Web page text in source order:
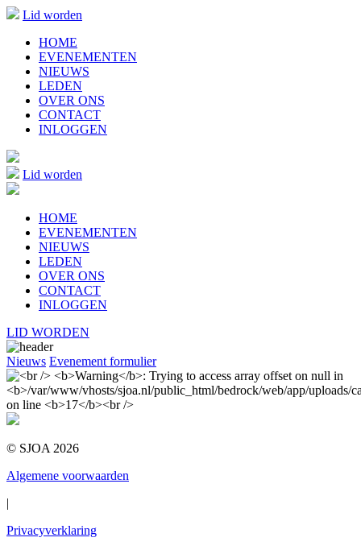
Lid worden
HOME
EVENEMENTEN
NIEUWS
LEDEN
OVER ONS
CONTACT
INLOGGEN
Lid worden
HOME
EVENEMENTEN
NIEUWS
LEDEN
OVER ONS
CONTACT
INLOGGEN
LID WORDEN
Nieuws Evenement formulier
© SJOA 2026
Algemene voorwaarden
|
Privacyverklaring